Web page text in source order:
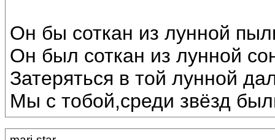
Он бы соткан из лунной
Он был соткан из лунной
Затеряться в той лунной
Мы с тобой,среди звёзд